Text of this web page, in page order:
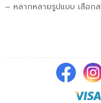
– หลากหลายรูปแบบ เลือกส